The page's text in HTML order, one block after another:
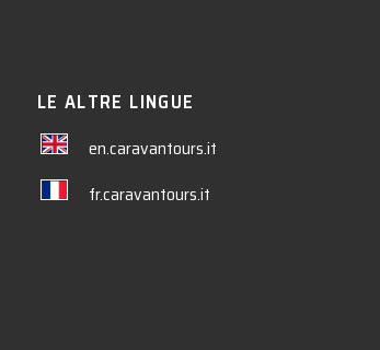
LE ALTRE LINGUE
en.caravantours.it
fr.caravantours.it